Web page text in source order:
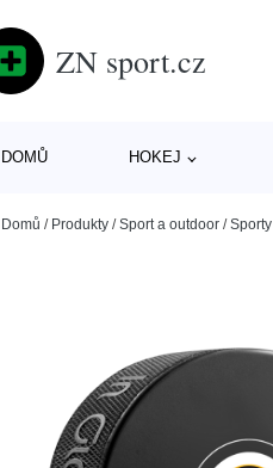
ZN sport.cz
DOMŮ HOKEJ
Domů / Produkty /Sport a outdoor /Sporty